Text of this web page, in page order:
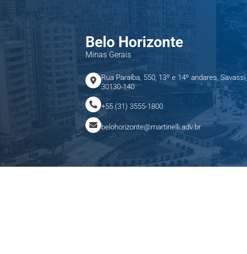
Belo Horizonte
Minas Gerais
Rua Paraíba, 550, 13º e 14º andares, Savassi,
30130-140
+55 (31) 3555-1800
belohorizonte@martinelli.adv.br